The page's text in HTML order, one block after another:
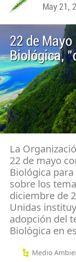
May 21,
22 de
Biológica,
La
22 de mayo
Biológica
sobre los
diciembre de
Unidas
adopción del
Biológica en
Medio